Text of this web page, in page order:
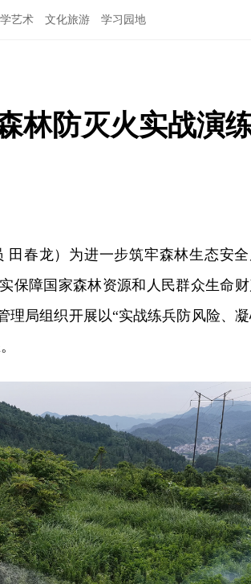
艺术 文化旅游 学习园地
林防灭火实战演
田春龙）为进一步筑牢森林生态安
保障国家森林资源和人民群众生命
理局组织开展以“实战练兵防风险、